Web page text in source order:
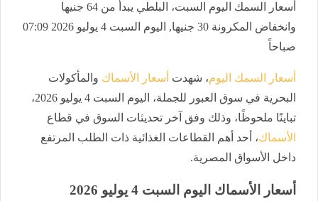
أسعار السمك اليوم السبت، البلطي يبدأ من 64 جنيها
وانخفاض المكرونة 30 جنيها, اليوم السبت 4 يوليو 2026 07:09
صباحاً
أسعار السمك اليوم، شهدت أسعار الأسماك والمأكولات
البحرية في سوق العبور للجملة، اليوم السبت 4 يوليو 2026،
تباينًا ملحوظًا، وذلك وفق آخر تحديثات السوق في قطاع
الأسماك، أحد أهم القطاعات الغذائية ذات الطلب المرتفع
داخل الأسواق المصرية.
أسعار الأسماك اليوم السبت 4 يوليو 2026